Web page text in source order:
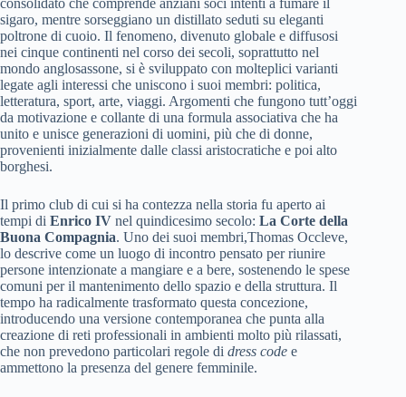
consolidato che comprende anziani soci intenti a fumare il
sigaro, mentre sorseggiano un distillato seduti su eleganti
poltrone di cuoio. Il fenomeno, divenuto globale e diffusosi
nei cinque continenti nel corso dei secoli, soprattutto nel
mondo anglosassone, si è sviluppato con molteplici varianti
legate agli interessi che uniscono i suoi membri: politica,
letteratura, sport, arte, viaggi. Argomenti che fungono tutt’oggi
da motivazione e collante di una formula associativa che ha
unito e unisce generazioni di uomini, più che di donne,
provenienti inizialmente dalle classi aristocratiche e poi alto
borghesi.
Il primo club di cui si ha contezza nella storia fu aperto ai
tempi di Enrico IV nel quindicesimo secolo: La Corte della
Buona Compagnia. Uno dei suoi membri,Thomas Occleve,
lo descrive come un luogo di incontro pensato per riunire
persone intenzionate a mangiare e a bere, sostenendo le spese
comuni per il mantenimento dello spazio e della struttura. Il
tempo ha radicalmente trasformato questa concezione,
introducendo una versione contemporanea che punta alla
creazione di reti professionali in ambienti molto più rilassati,
che non prevedono particolari regole di dress code e
ammettono la presenza del genere femminile.